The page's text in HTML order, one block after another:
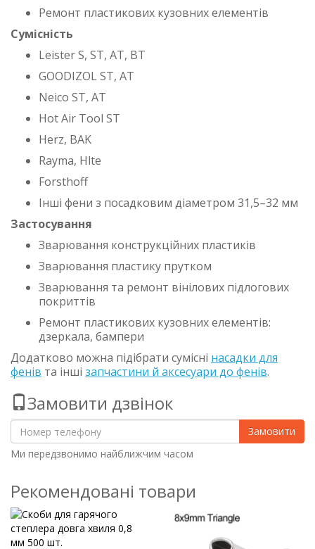
Ремонт пластикових кузовних елементів
Сумісність
Leister S, ST, AT, BT
GOODIZOL ST, AT
Neico ST, AT
Hot Air Tool ST
Herz, BAK
Rayma, Hlte
Forsthoff
Інші фени з посадковим діаметром 31,5–32 мм
Застосування
Зварювання конструкційних пластиків
Зварювання пластику прутком
Зварювання та ремонт вінілових підлогових
покриттів
Ремонт пластикових кузовних елементів:
дзеркала, бампери
Додатково можна підібрати сумісні насадки для
фенів та інші запчастини й аксесуари до фенів.
Замовити дзвінок
Замовити
Ми передзвонимо найближчим часом
Рекомендовані товари